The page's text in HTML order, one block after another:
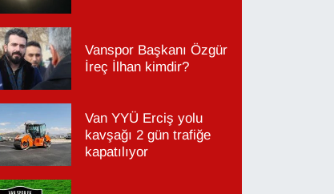
Vanspor Başkanı Özgür
İreç İlhan kimdir?
Van YYÜ Erciş yolu
kavşağı 2 gün trafiğe
kapatılıyor